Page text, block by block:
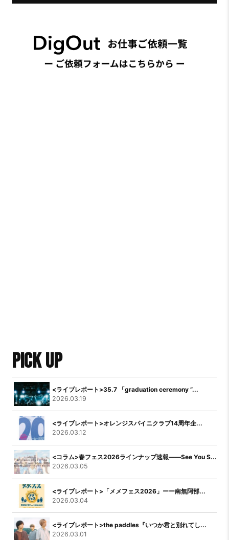
PICK UP
<ライブレポート>35.7 「graduation ceremony “...
2026.03.19
<ライブレポート>オレンジスパイニクラブ14周年企...
2026.03.12
<コラム>春フェス2026ラインナップ速報――See You S...
2026.03.05
<ライブレポート>「メメフェス2026」ーー南無阿部...
2026.03.04
<ライブレポート>the paddles『いつか君と別れてし...
2026.03.01